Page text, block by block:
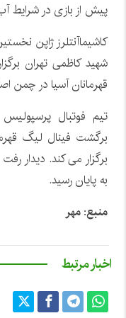
پیش از بازی در شرایط
کاشیماآنتلرز ژاپن
شهید کاظمی تهران
قهرمانان آسیا در چمن
برگشت فینال لیگ
برگزار می کند. دیدار
به پایان رسید.
منبع: مهر
اخبار مرتبط